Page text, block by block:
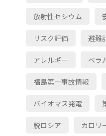
放射性セシウム
リスク評価 避難
アレルギー ベラ
福島第一事故情報
バイオマス発電
脱ロシア カロリ